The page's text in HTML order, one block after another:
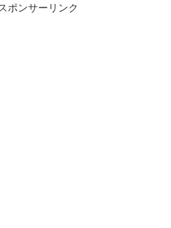
ポンサーリンク